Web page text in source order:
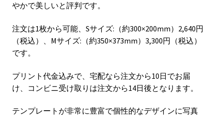
やかで美しいと評判です。
注文は1枚から可能、Sサイズ:（約300×200mm）2,640円
（税込）、Mサイズ:（約350×373mm）3,300円（税込）
です。
プリント代金込みで、宅配なら注文から10日でお届
け、コンビニ受け取りは注文から14日後となります。
テンプレートが非常に豊富で個性的なデザインに写真